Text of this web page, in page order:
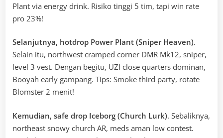
Plant via energy drink. Risiko tinggi 5 tim, tapi win rate
pro 23%!
Selanjutnya, hotdrop Power Plant (Sniper Heaven).
Selain itu, northwest cramped corner DMR Mk12, sniper,
level 3 vest. Dengan begitu, UZI close quarters dominan,
Booyah early gampang. Tips: Smoke third party, rotate
Blomster 2 menit!
Kemudian, safe drop Iceborg (Church Lurk). Sebaliknya,
northeast snowy church AR, meds aman low contest.